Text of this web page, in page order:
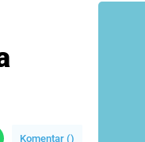
Komentar ()